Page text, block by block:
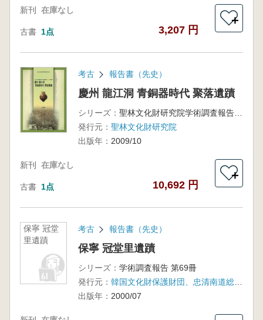
新刊 在庫なし
古書 1点 3,207 円
＋
考古 報告書（先史）
慶州 龍江洞 青銅器時代 聚落遺蹟
シリーズ：
聖林文化財研究院学術調査報告 第32冊
発行元： 聖林文化財研究院
出版年： 2009/10
新刊 在庫なし
古書 1点 10,692 円
＋
保寧 冠堂
里遺蹟
考古 報告書（先史）
保寧 冠堂里遺蹟
シリーズ： 学術調査報告 第69冊
発行元：
韓国文化財保護財団、忠清南道総合建設事業所
出版年： 2000/07